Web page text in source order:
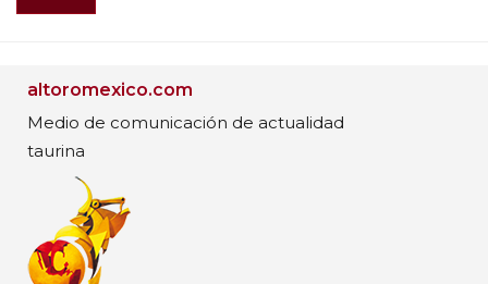
altoromexico.com
Medio de comunicación de actualidad
taurina